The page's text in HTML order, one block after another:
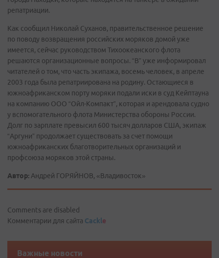
репатриации.
Как сообщил Николай Суханов, правительственное решение
по поводу возвращения российских моряков домой уже
имеется, сейчас руководством Тихоокеанского флота
решаются организационные вопросы. “В” уже информировал
читателей о том, что часть экипажа, восемь человек, в апреле
2003 года была репатриирована на родину. Остающиеся в
южноафриканском порту моряки подали иски в суд Кейптауна
на компанию ООО “Ойл-Компакт”, которая и арендовала судно
у вспомогательного флота Министерства обороны России.
Долг по зарплате превысил 600 тысяч долларов США, экипаж
“Аргуни” продолжает существовать за счет помощи
южноафриканских благотворительных организаций и
профсоюза моряков этой страны.
Автор: Андрей ГОРЯЙНОВ, «Владивосток»
Comments are disabled
Комментарии для сайта Cackle
Важные новости